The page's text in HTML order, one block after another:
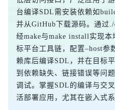
台编译SDL需安装依赖如
并从GitHub下载源码。通过
经make与make install实现
标平台工具链，配置–host参
赖库后编译SDL，并在目标
到依赖缺失、链接错误等问
调试。掌握SDL的编译与交
活部署应用，尤其在嵌入式